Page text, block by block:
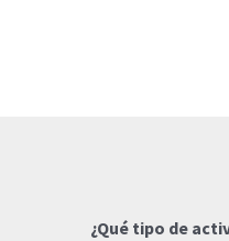
¿Qué tipo de